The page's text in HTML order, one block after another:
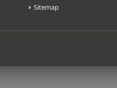
Sitemap